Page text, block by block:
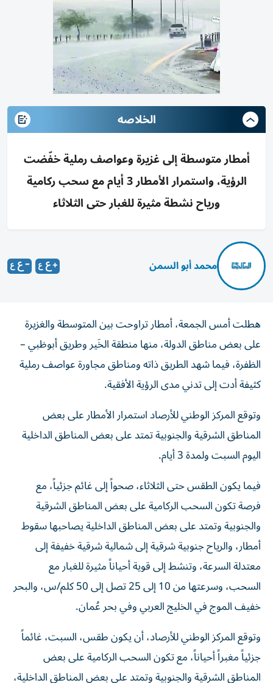
الخلاصه
أمطار متوسطة إلى غزيرة وعواصف رملية خفّضت
الرؤية، واستمرار الأمطار 3 أيام مع سحب ركامية
ورياح نشطة مثيرة للغبار حتى الثلاثاء
محمد أبو السمن
هطلت أمس الجمعة، أمطار تراوحت بين المتوسطة والغزيرة
على بعض مناطق الدولة، منها منطقة الخَير وطريق أبوظبي –
الظفرة، فيما شهد الطريق ذاته ومناطق مجاورة عواصف رملية
كثيفة أدت إلى تدني مدى الرؤية الأفقية.
وتوقع المركز الوطني للأرصاد استمرار الأمطار على بعض
المناطق الشرقية والجنوبية تمتد على بعض المناطق الداخلية
اليوم السبت ولمدة 3 أيام.
فيما يكون الطقس حتى الثلاثاء، صحواً إلى غائم جزئياً، مع
فرصة تكون السحب الركامية على بعض المناطق الشرقية
والجنوبية وتمتد على بعض المناطق الداخلية يصاحبها سقوط
أمطار، والرياح جنوبية شرقية إلى شمالية شرقية خفيفة إلى
معتدلة السرعة، وتنشط إلى قوية أحياناً مثيرة للغبار مع
السحب، وسرعتها من 10 إلى 25 تصل إلى 50 كلم/س، والبحر
خفيف الموج في الخليج العربي وفي بحر عُمان.
وتوقع المركز الوطني للأرصاد، أن يكون طقس، السبت، غائماً
جزئياً مغبراً أحياناً، مع تكون السحب الركامية على بعض
المناطق الشرقية والجنوبية وتمتد على بعض المناطق الداخلية،